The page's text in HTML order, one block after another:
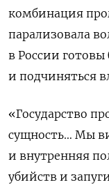
комбинация
парализовала
в России готовы
и подчиняться
«Государство
сущность… Мы
и внутренняя
убийств и